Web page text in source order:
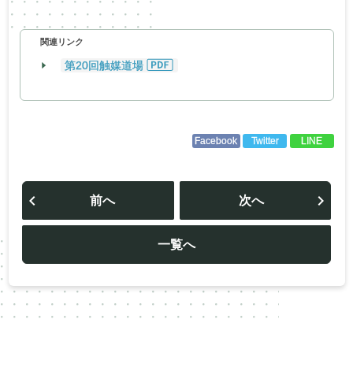
関連リンク
第20回触媒道場
Facebook Twitter LINE
投
ビ
ー
シ
ョ
前へ
一覧へ
次へ